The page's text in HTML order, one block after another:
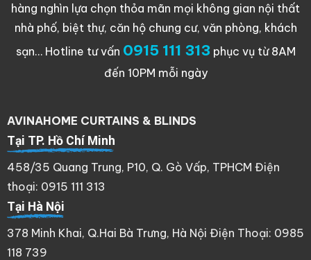
hàng nghìn lựa chọn thỏa mãn mọi không gian nội thất
nhà phố, biệt thự, căn hộ chung cư, văn phòng, khách
sạn… Hotline tư vấn 0915 111 313phục vụ từ 8AM
đến 10PM mỗi ngày
AVINAHOME CURTAINS & BLINDS
Tại TP. Hồ Chí Minh
458/35 Quang Trung, P10, Q. Gò Vấp, TPHCM Điện
thoại: 0915 111 313
Tại Hà Nội
378 Minh Khai, Q.Hai Bà Trưng, Hà Nội Điện Thoại: 0985
118 739